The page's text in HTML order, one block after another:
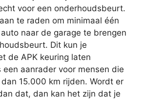
voor een onderhoudsbeurt.
te raden om minimaal één
naar de garage te brengen
Dit kun je
de APK keuring laten
een aanrader voor mensen die
15.000 km rijden. Wordt er
dat, dan kan het zijn dat je